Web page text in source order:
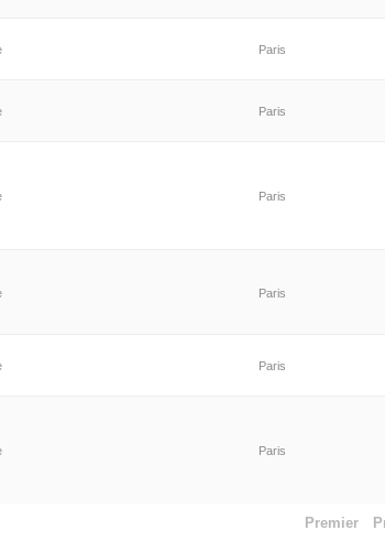
Paris
Paris
Paris
Paris
Paris
Paris
Premier